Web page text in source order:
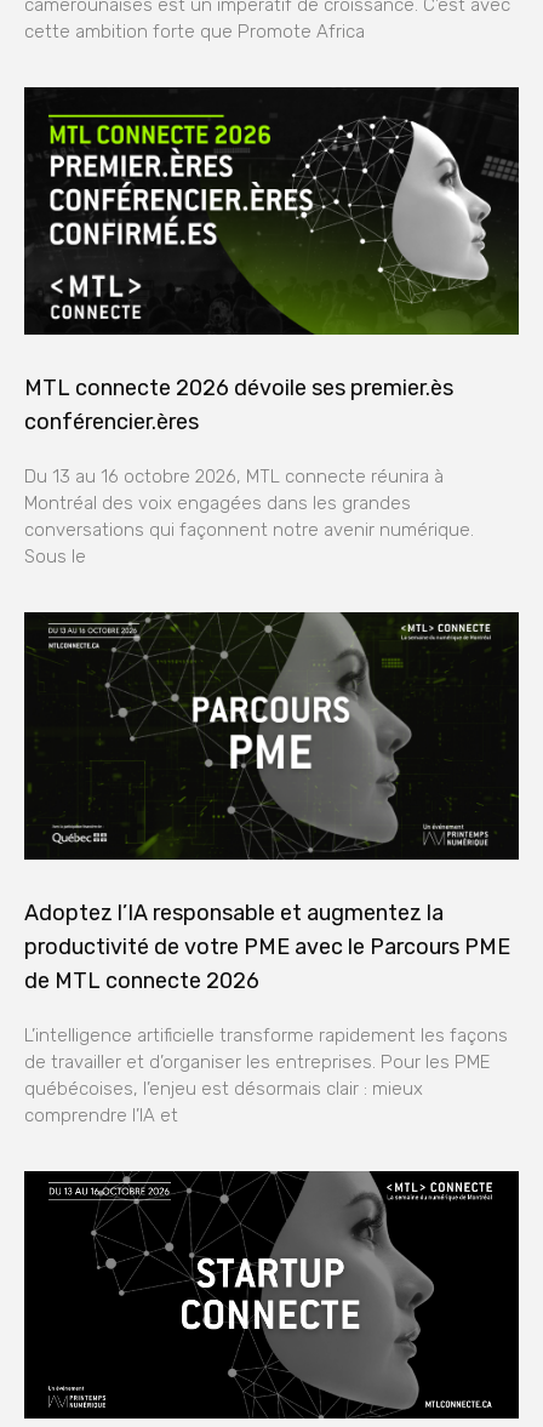
camerounaises est un impératif de croissance. C’est avec
cette ambition forte que Promote Africa
MTL connecte 2026 dévoile ses premier.ès
conférencier.ères
Du 13 au 16 octobre 2026, MTL connecte réunira à
Montréal des voix engagées dans les grandes
conversations qui façonnent notre avenir numérique.
Sous le
Adoptez l’IA responsable et augmentez la
productivité de votre PME avec le Parcours PME
de MTL connecte 2026
L’intelligence artificielle transforme rapidement les façons
de travailler et d’organiser les entreprises. Pour les PME
québécoises, l’enjeu est désormais clair : mieux
comprendre l’IA et